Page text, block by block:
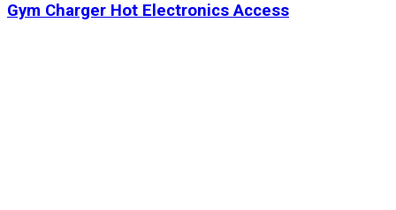
Gym Charger Hot Electronics Access